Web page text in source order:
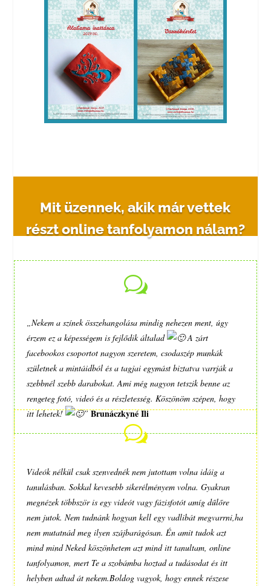
Mit üzennek, akik már vettek
részt online tanfolyamon nálam?
w
„Nekem a színek összehangolása mindig nehezen ment, úgy
érzem ez a képességem is fejlődik általad
A zárt
facebookos csoportot nagyon szeretem, csodaszép munkák
születnek a mintáidból és a tagjai egymást biztatva varrják a
szebbnél szebb darabokat. Ami még nagyon tetszik benne az
rengeteg fotó, videó és a részletesség. Köszönöm szépen, hogy
itt lehetek!
”Brunáczkyné Ili
w
Videók nélkül csak szenvednék nem jutottam volna idáig a
tanulásban. Sokkal kevesebb sikerélményem volna. Gyakran
megnézek többször is egy videót vagy fázisfotót amíg dűlőre
nem jutok. Nem tudnánk hogyan kell egy vadlibát megvarrni,ha
nem mutatnád meg ilyen szájbarágósan. Én amit tudok azt
mind mind Neked köszönhetem azt mind itt tanultam, online
tanfolyamon, mert Te a szobámba hoztad a tudásodat és itt
helyben adtad át nekem.Boldog vagyok, hogy ennek részese